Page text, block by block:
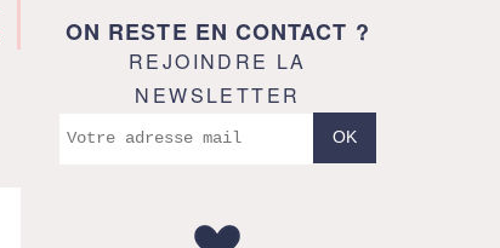
ON RESTE EN CONTACT ?
REJOINDRE LA
NEWSLETTER